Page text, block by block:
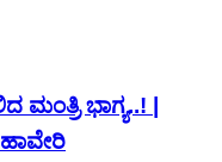
ಮಂತ್ರಿ ಭಾಗ್ಯ..! |